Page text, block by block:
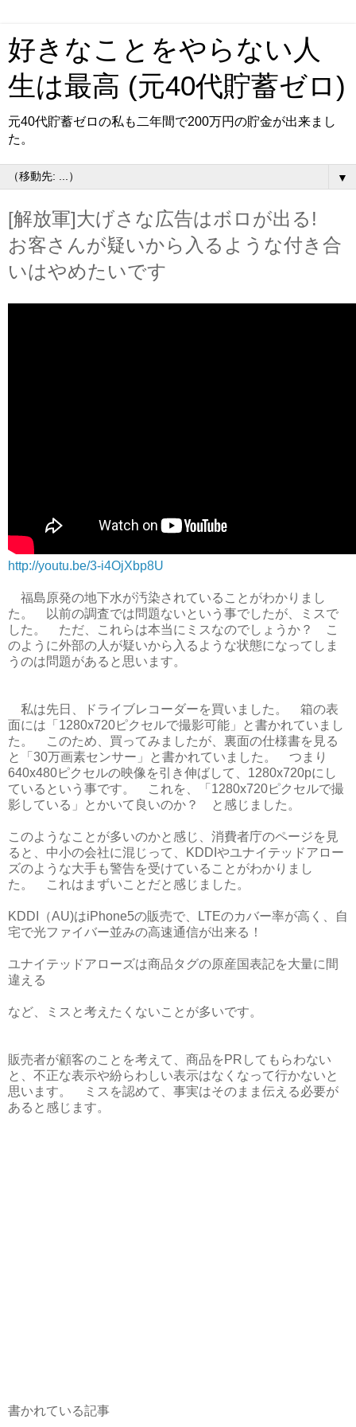
好きなことをやらない人
生は最高 (元40代貯蓄ゼロ)
元40代貯蓄ゼロの私も二年間で200万円の貯金が出来まし
た。
▼
[解放軍]大げさな広告はボロが出る!
お客さんが疑いから入るような付き合
いはやめたいです
http://youtu.be/3-i4OjXbp8U
福島原発の地下水が汚染されていることがわかりまし
た。 以前の調査では問題ないという事でしたが、ミスで
した。 ただ、これらは本当にミスなのでしょうか？ こ
のように外部の人が疑いから入るような状態になってしま
うのは問題があると思います。
私は先日、ドライブレコーダーを買いました。 箱の表
面には「1280x720ピクセルで撮影可能」と書かれていまし
た。 このため、買ってみましたが、裏面の仕様書を見る
と「30万画素センサー」と書かれていました。 つまり
640x480ピクセルの映像を引き伸ばして、1280x720pにし
ているという事です。 これを、「1280x720ピクセルで撮
影している」とかいて良いのか？ と感じました。
このようなことが多いのかと感じ、消費者庁のページを見
ると、中小の会社に混じって、KDDIやユナイテッドアロー
ズのような大手も警告を受けていることがわかりまし
た。 これはまずいことだと感じました。
KDDI（AU)はiPhone5の販売で、LTEのカバー率が高く、自
宅で光ファイバー並みの高速通信が出来る！
ユナイテッドアローズは商品タグの原産国表記を大量に間
違える
など、ミスと考えたくないことが多いです。
販売者が顧客のことを考えて、商品をPRしてもらわない
と、不正な表示や紛らわしい表示はなくなって行かないと
思います。 ミスを認めて、事実はそのまま伝える必要が
あると感じます。
書かれている記事